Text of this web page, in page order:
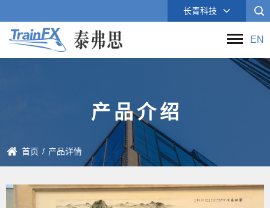
长青科技
EN
产 品介绍
首页 / 产品详情